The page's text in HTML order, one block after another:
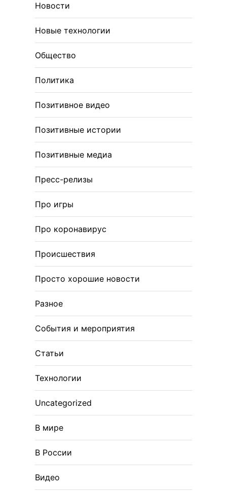
Новости
Новые технологии
Общество
Политика
Позитивное видео
Позитивные истории
Позитивные медиа
Пресс-релизы
Про игры
Про коронавирус
Происшествия
Просто хорошие новости
Разное
События и мероприятия
Статьи
Технологии
Uncategorized
В мире
В России
Видео